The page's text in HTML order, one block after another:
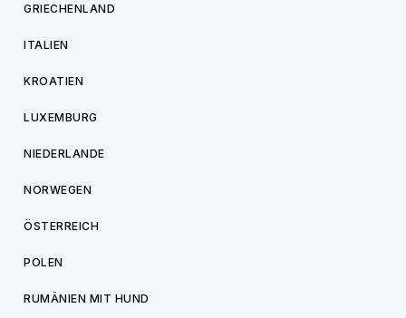
GRIECHENLAND
ITALIEN
KROATIEN
LUXEMBURG
NIEDERLANDE
NORWEGEN
ÖSTERREICH
POLEN
RUMÄNIEN MIT HUND